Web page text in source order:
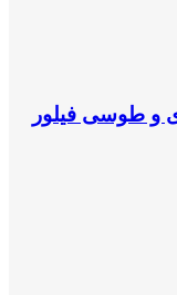
و طوسی فیلور